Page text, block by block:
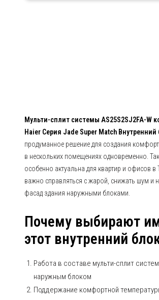
Мульти-сплит системы AS25S2SJ2FA-W
Haier Серия Jade Super Match Внутренний
продуманное решение для создания
в нескольких помещениях одновременно.
особенно актуальна для квартир и офисов в
важно справляться с жарой, снижать шум и
фасад здания наружными блоками.
Почему выбирают
этот внутренний
Работа в составе мульти-сплит
наружным блоком
Поддержание комфортной